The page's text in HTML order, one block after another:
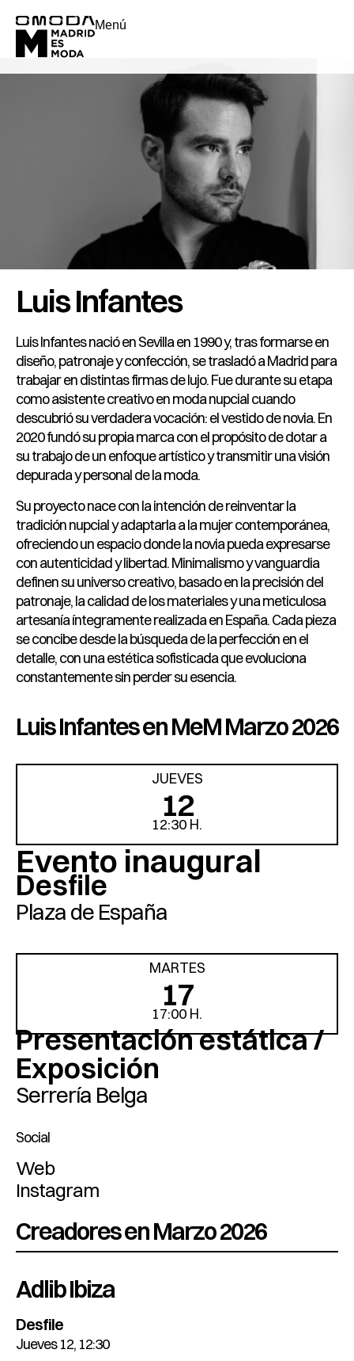
Menú
Social
Web
Instagram
Luis Infantes
Luis Infantes nació en Sevilla en 1990 y, tras formarse en
diseño, patronaje y confección, se trasladó a Madrid para
trabajar en distintas firmas de lujo. Fue durante su etapa
como asistente creativo en moda nupcial cuando
descubrió su verdadera vocación: el vestido de novia. En
2020 fundó su propia marca con el propósito de dotar a
su trabajo de un enfoque artístico y transmitir una visión
depurada y personal de la moda.
Su proyecto nace con la intención de reinventar la
tradición nupcial y adaptarla a la mujer contemporánea,
ofreciendo un espacio donde la novia pueda expresarse
con autenticidad y libertad. Minimalismo y vanguardia
definen su universo creativo, basado en la precisión del
patronaje, la calidad de los materiales y una meticulosa
artesanía íntegramente realizada en España. Cada pieza
se concibe desde la búsqueda de la perfección en el
detalle, con una estética sofisticada que evoluciona
constantemente sin perder su esencia.
Luis Infantes en MeM Marzo 2026
JUEVES
12
12:30 H.
Evento inaugural
Desfile
Plaza de España
MARTES
17
17:00 H.
Presentación estática /
Exposición
Serrería Belga
Creadores en Marzo 2026
Adlib Ibiza
Desfile
Jueves 12, 12:30